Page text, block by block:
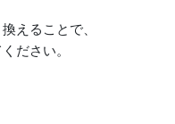
えることで、
ださい。